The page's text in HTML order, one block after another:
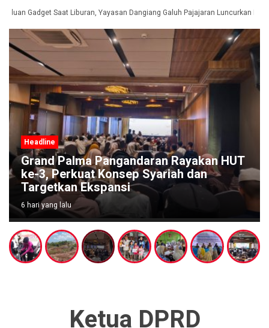
Gadget Saat Liburan, Yayasan Dangiang Galuh Pajajaran Luncurkan
Headline
Grand Palma Pangandaran Rayakan HUT
ke-3, Perkuat Konsep Syariah dan
Targetkan Ekspansi
6 hari yang lalu
Ketua DPRD